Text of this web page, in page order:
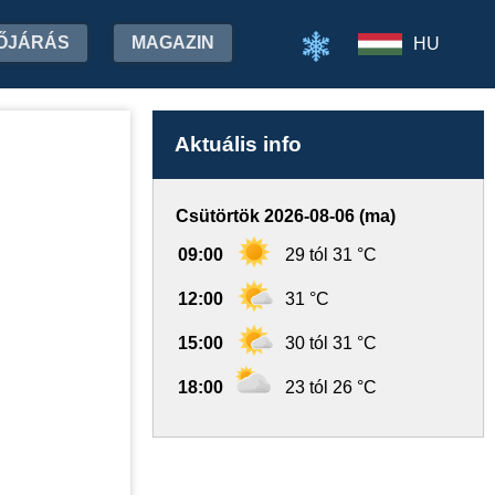
MAGAZIN HU
Aktuális info
Csütörtök 2026-08-06 (ma)
09:00 29 tól 31 °C
12:00 31 °C
15:00 30 tól 31 °C
18:00 23 tól 26 °C